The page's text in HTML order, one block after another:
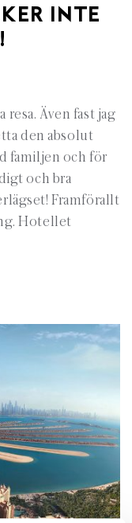
INTE
resa. Även fast jag
den absolut
familjen och för
och bra
Framförallt
Hotellet